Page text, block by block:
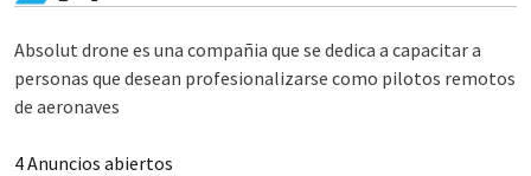
Absolut drone es una compañia que se dedica a capacitar a
personas que desean profesionalizarse como pilotos remotos
de aeronaves
4 Anuncios abiertos